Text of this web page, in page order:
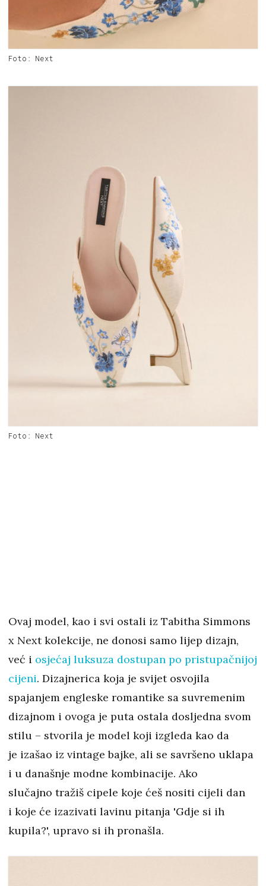
Foto: Next
Foto: Next
Ovaj model, kao i svi ostali iz Tabitha Simmons
x Next kolekcije, ne donosi samo lijep dizajn,
već i osjećaj luksuza dostupan po pristupačnijoj
cijeni. Dizajnerica koja je svijet osvojila
spajanjem engleske romantike sa suvremenim
dizajnom i ovoga je puta ostala dosljedna svom
stilu – stvorila je model koji izgleda kao da
je izašao iz vintage bajke, ali se savršeno uklapa
i u današnje modne kombinacije. Ako
slučajno tražiš cipele koje ćeš nositi cijeli dan
i koje će izazivati lavinu pitanja 'Gdje si ih
kupila?', upravo si ih pronašla.